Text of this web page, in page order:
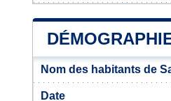
Nom des habitants de
Date